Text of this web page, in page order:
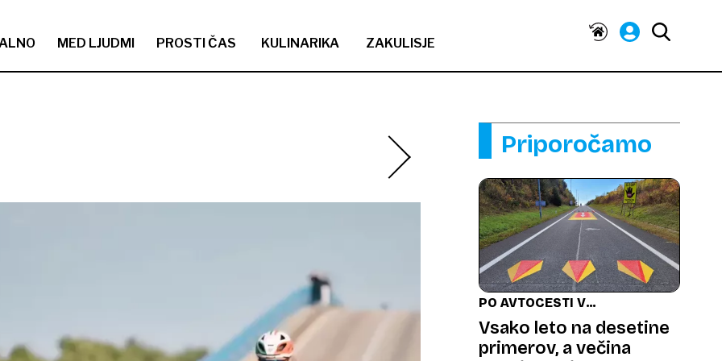
MED LJUDMI PROSTI ČAS KULINARIKA ZAKULISJE
Priporočamo
PO AVTOCESTI V
NASPROTNO SMER
Vsako leto na desetine
primerov, a večina